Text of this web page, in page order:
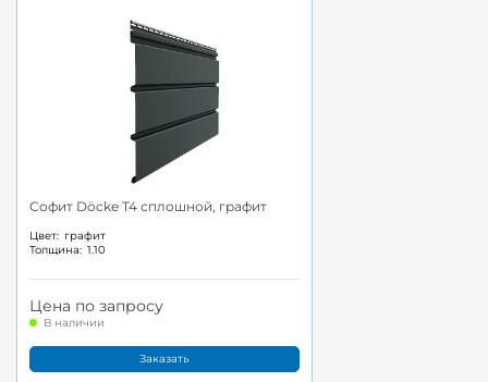
Софит Döcke T4 сплошной, графит
Цвет: графит
Толщина: 1.10
Цена по запросу
В наличии
Заказать